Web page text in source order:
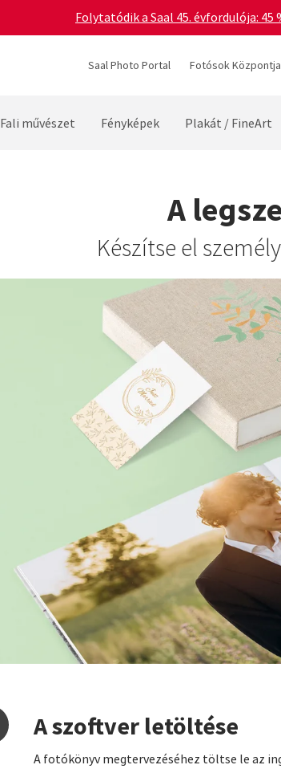
Folytatódik a Saal 45. évfordulója:
Saal Photo Portal Fotósok Központja
Fali művészet Fényképek Plakát / FineArt
A
Készítse el
A szoftver letöltése
A fotókönyv megtervezéséhez töltse le az